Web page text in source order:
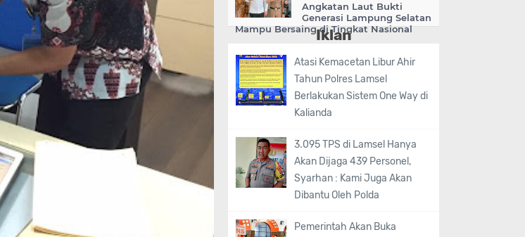
Angkatan Laut Bukti
Generasi Lampung Selatan
Mampu Bersaing di Tingkat Nasional
Iklan
Atasi Kemacetan Libur Ahir
Tahun Polres Lamsel
Berlakukan Sistem One Way di
Kalianda
3.095 TPS di Lamsel Hanya
Akan Dijaga 439 Personel,
Syarhan : Kami Juga Akan
Dibantu Oleh Polda
Pemerintah Akan Buka